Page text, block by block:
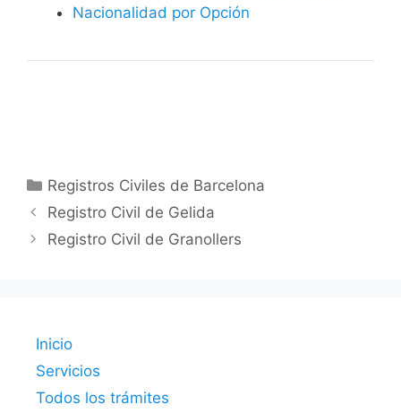
Nacionalidad por Opción
Categorías
Registros Civiles de Barcelona
Registro Civil de Gelida
Registro Civil de Granollers
Inicio
Servicios
Todos los trámites